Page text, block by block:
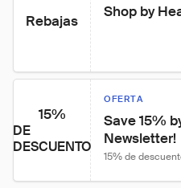
Rebajas
Shop by
15%
DE
DESCUENTO
OFERTA
Save 15%
Newsletter!
15% de